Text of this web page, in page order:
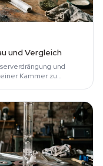
und Vergleich
und
Kammer zu